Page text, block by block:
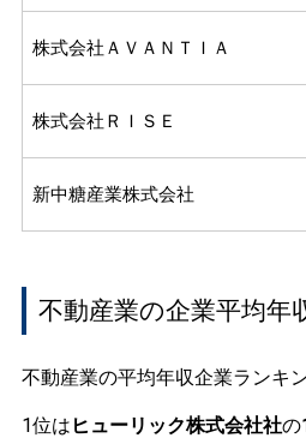
株式会社ＡＶＡＮＴＩＡ
株式会社ＲＩＳＥ
新中糖産業株式会社
不動産業の企業平均年
不動産業の平均年収企業ランキ
1位は ヒューリック株式会社社の